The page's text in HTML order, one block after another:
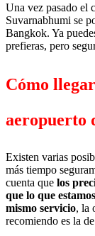
Una vez pasado el
Suvarnabhumi se
Bangkok. Ya
prefieras, pero
Cómo
aeropuerto
Existen varias
más tiempo
cuenta que los
que lo que
mismo servicio, la
recomiendo es la